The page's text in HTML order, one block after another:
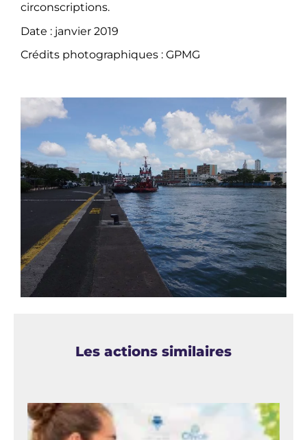
circonscriptions.
Date : janvier 2019
Crédits photographiques : GPMG
Les actions similaires